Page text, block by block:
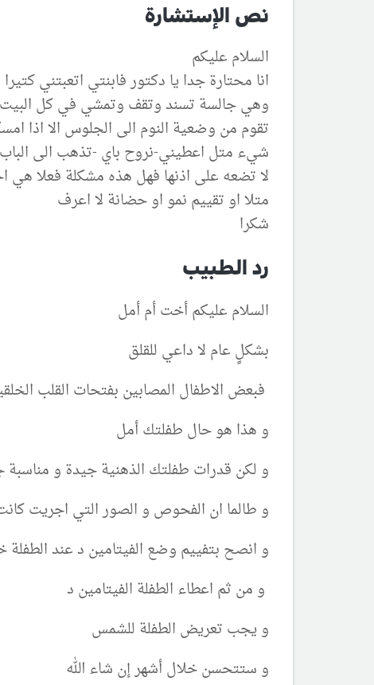
نص الإستشارة
السلام عليكم
انا محتارة جدا يا دكتور فابنتي اتعبتني
وهي جالسة تسند وتقف وتمشي في كل البيت
تقوم من وضعية النوم الى الجلوس الا اذا
شيء متل اعطيني-نروح باي -تذهب الى
لا تضعه على اذنها فهل هذه مشكلة فعلا هي
متلا او تقييم نمو او حضانة لا اعرف
شكرا
رد الطبيب
السلام عليكم أخت أم أمل
بشكلٍ عام لا داعي للقلق
فبعض الاطفال المصابين بفتحات القلب
و هذا هو حال طفلتك أمل
و لكن قدرات طفلتك الذهنية جيدة و مناسبة
و طالما ان الفحوص و الصور التي اجريت
و انصح بتفييم وضع الفيتامين د عند
و من ثم اعطاء الطفلة الفيتامين د
و يجب تعريض الطفلة للشمس
و ستتحسن خلال أشهر إن شاء الله